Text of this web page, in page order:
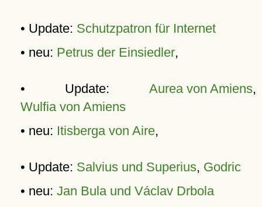
• Update: Schutzpatron für Internet
• neu: Petrus der Einsiedler,
• Update: Aurea von Amiens,
Wulfia von Amiens
• neu: Itisberga von Aire,
• Update: Salvius und Superius, Godric
• neu: Jan Bula und Václav Drbola